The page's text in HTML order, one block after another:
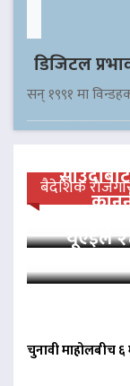
डिजिटल
सन् १९९१ मा
बैदेशिक
यूएईले
चुनावी माहोलबीच